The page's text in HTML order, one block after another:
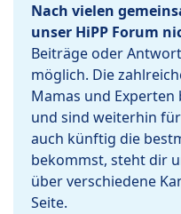
Nach vielen
unser HiPP Forum
Beiträge oder
möglich. Die
Mamas und
und sind weiterhin
auch künftig die
bekommst, steht dir
über verschiedene
Seite.